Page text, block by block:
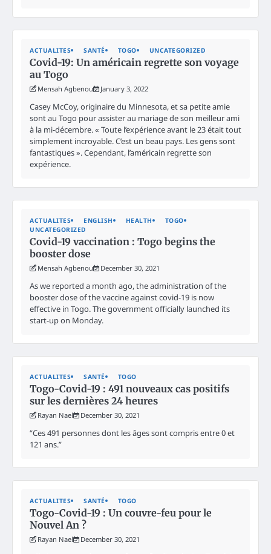
ACTUALITES SANTÉ TOGO UNCATEGORIZED
Covid-19: Un américain regrette son voyage
au Togo
Mensah Agbenou January 3, 2022
Casey McCoy, originaire du Minnesota, et sa petite amie
sont au Togo pour assister au mariage de son meilleur ami
à la mi-décembre. « Toute l’expérience avant le 23 était tout
simplement incroyable. C’est un beau pays. Les gens sont
fantastiques ». Cependant, l’américain regrette son
expérience.
ACTUALITES ENGLISH HEALTH
TOGO
UNCATEGORIZED
Covid-19 vaccination : Togo begins the
booster dose
Mensah Agbenou December 30, 2021
As we reported a month ago, the administration of the
booster dose of the vaccine against covid-19 is now
effective in Togo. The government officially launched its
start-up on Monday.
ACTUALITES SANTÉ TOGO
Togo-Covid-19 : 491 nouveaux cas positifs
sur les dernières 24 heures
Rayan Nael December 30, 2021
“Ces 491 personnes dont les âges sont compris entre 0 et
121 ans.”
ACTUALITES SANTÉ TOGO
Togo-Covid-19 : Un couvre-feu pour le
Nouvel An ?
Rayan Nael December 30, 2021